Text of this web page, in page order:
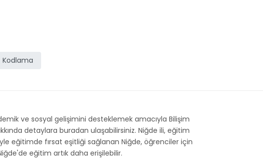
Kodlama
ve sosyal gelişimini desteklemek amacıyla Bilişim
detaylara buradan ulaşabilirsiniz. Niğde ili, eğitim
eğitimde fırsat eşitliği sağlanan Niğde, öğrenciler için
eğitim artık daha erişilebilir.